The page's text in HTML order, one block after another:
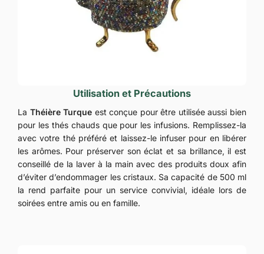
Utilisation et Précautions
La Théière Turque est conçue pour être utilisée aussi bien
pour les thés chauds que pour les infusions. Remplissez-la
avec votre thé préféré et laissez-le infuser pour en libérer
les arômes. Pour préserver son éclat et sa brillance, il est
conseillé de la laver à la main avec des produits doux afin
d’éviter d’endommager les cristaux. Sa capacité de 500 ml
la rend parfaite pour un service convivial, idéale lors de
soirées entre amis ou en famille.